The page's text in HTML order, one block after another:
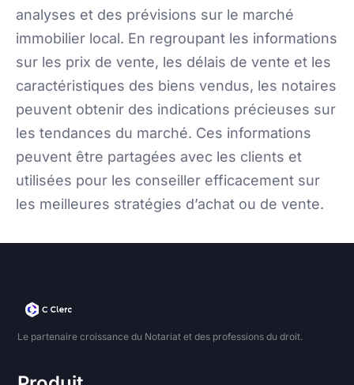
analyses et des prévisions sur le marché
immobilier local. En regroupant les informations
sur les prix de vente, les délais de vente et les
caractéristiques des biens vendus, les notaires
peuvent obtenir des indications précieuses sur
les tendances du marché. Ces informations
peuvent être partagées avec les clients et
utilisées pour les conseiller efficacement sur
les meilleures stratégies d’achat ou de vente.
Le partenaire croissance du Notariat et des professions du droit.